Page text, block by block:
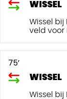
WISSEL
Wissel bij
veld voor
75’
WISSEL
Wissel bij